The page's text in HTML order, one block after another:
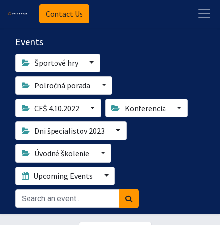
Contact Us
Events
Športové hry
Polročná porada
CFŠ 4.10.2022 Konferencia
Dni špecialistov 2023
Úvodné školenie
Upcoming Events